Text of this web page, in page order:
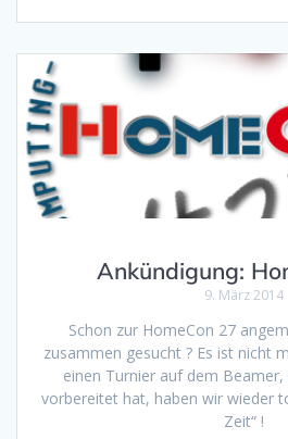
Ankündigung:
9. März 2014
Schon zur HomeCon 27
zusammen gesucht ? Es ist nicht
einen Turnier auf dem Beamer,
vorbereitet hat, haben wir wieder
Zeit“ !